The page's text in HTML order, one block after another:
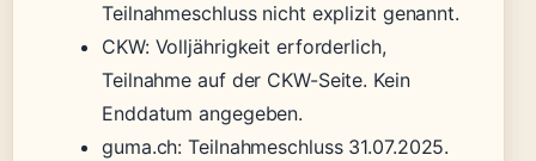
Teilnahmeschluss nicht explizit genannt.
CKW: Volljährigkeit erforderlich,
Teilnahme auf der CKW-Seite. Kein
Enddatum angegeben.
guma.ch: Teilnahmeschluss 31.07.2025.